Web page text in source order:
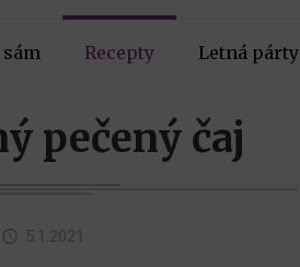
Recepty Letná párty
pečený čaj
5.1.2021